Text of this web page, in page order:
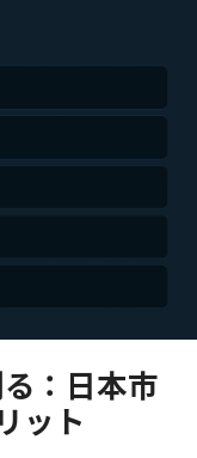
：日本市
ット